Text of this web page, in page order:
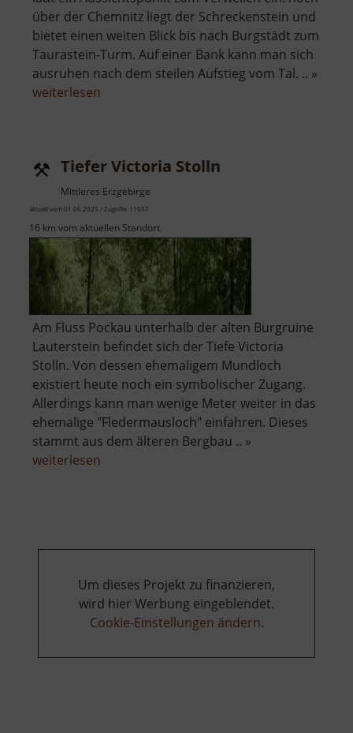
über der Chemnitz liegt der Schreckenstein und
bietet einen weiten Blick bis nach Burgstädt zum
Taurastein-Turm. Auf einer Bank kann man sich
ausruhen nach dem steilen Aufstieg vom Tal. .. »
weiterlesen
Tiefer Victoria Stolln
Mittleres Erzgebirge
aktuell vom 01.06.2025 / Zugriffe: 11037
16 km vom aktuellen Standort
Am Fluss Pockau unterhalb der alten Burgruine
Lauterstein befindet sich der Tiefe Victoria
Stolln. Von dessen ehemaligem Mundloch
existiert heute noch ein symbolischer Zugang.
Allerdings kann man wenige Meter weiter in das
ehemalige "Fledermausloch" einfahren. Dieses
stammt aus dem älteren Bergbau .. »
weiterlesen
Um dieses Projekt zu finanzieren,
wird hier Werbung eingeblendet.
Cookie-Einstellungen ändern.